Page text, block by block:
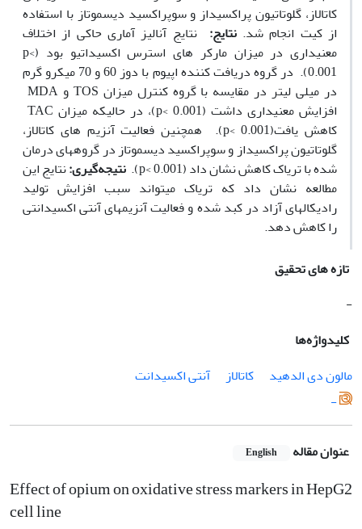
کاتالاز، گلوتاتیون پراکسیداز و سوپراکسید دیسموتاز با استفاده
از کیت انجام شد. نتایج:نتایج آنالیز آماری حاکی از اختلاف
معنی‫داری در میزان مارکر های استرس اکسیداتیو بود (p<
0.001). در گروه دریافت کننده اپیوم با دوز 60 و 70 میکرو گرم
کاهش یافت(p< 0.001). همچنین فعالیت آنزیم های کاتالاز،
گلوتاتیون پراکسیداز و سوپراکسید دیسموتاز در گروه‫های درمان
شده با تریاک کاهش نشان داد (p< 0.001).
نتیجه‌گیری:نتایج این
مطالعه نشان داد که تریاک می‫تواند سبب افزایش تولید
رادیکال‫های آزاد در کبد شده و فعالیت آنزیم‫های آنتی اکسیدانتی
را کاهش دهد.
تازه های تحقیق
-
کلیدواژه‌ها
مالون دی الدهید
کاتالاز
آنتی اکسیدانت
-
عنوان مقاله English
Effect of opium on oxidative stress markers in HepG2
cell line